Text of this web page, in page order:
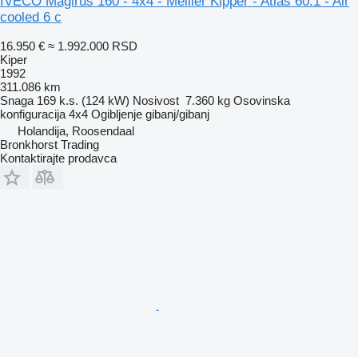
cooled 6 c
16.950 € ≈ 1.992.000 RSD
Kiper
1992
311.086 km
Snaga 169 k.s. (124 kW) Nosivost 7.360 kg Osovinska
konfiguracija 4x4 Ogibljenje gibanj/gibanj
Holandija, Roosendaal
Bronkhorst Trading
Kontaktirajte prodavca